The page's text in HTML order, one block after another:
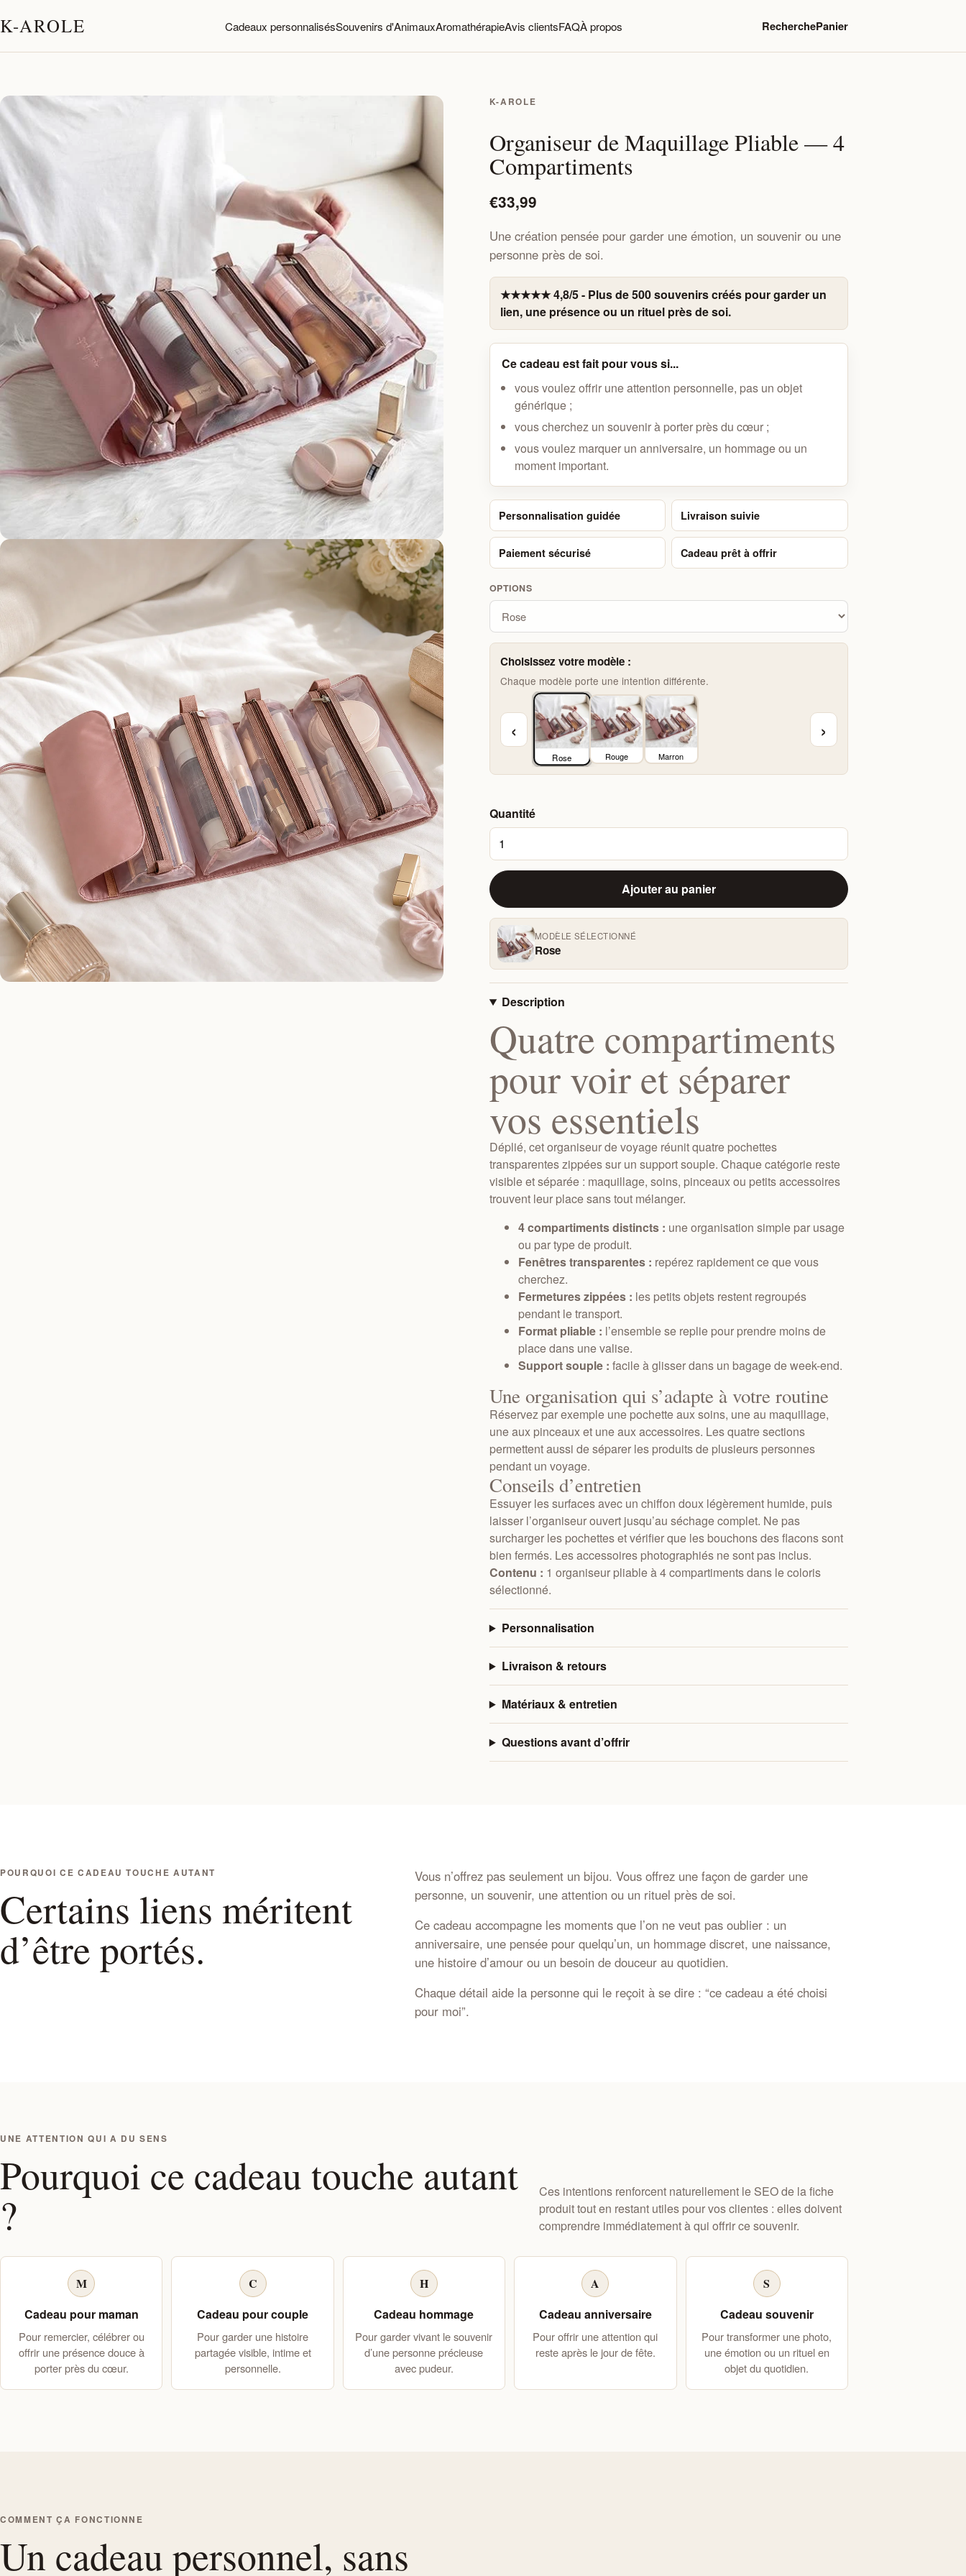
K-AROLE Cadeaux personnalisésSouvenirs d'AnimauxAromathérapieAvis clientsFAQÀ propos RecherchePanier
K-AROLE
Organiseur de Maquillage Pliable — 4
Compartiments
€33,99
Une création pensée pour garder une émotion, un souvenir ou une
personne près de soi.
★★★★★ 4,8/5 - Plus de 500 souvenirs créés pour garder un
lien, une présence ou un rituel près de soi.
Ce cadeau est fait pour vous si...
vous voulez offrir une attention personnelle, pas un objet
générique ;
vous cherchez un souvenir à porter près du cœur ;
vous voulez marquer un anniversaire, un hommage ou un
moment important.
Personnalisation guidée Livraison suivie
Paiement sécurisé Cadeau prêt à offrir
OPTIONS
Choisissez votre modèle :
Chaque modèle porte une intention différente.
‹
Rose Rouge Marron
›
Quantité
Ajouter au panier
MODÈLE SÉLECTIONNÉ
Rose
Description
Quatre compartiments
pour voir et séparer
vos essentiels
Déplié, cet organiseur de voyage réunit quatre pochettes
transparentes zippées sur un support souple. Chaque catégorie reste
visible et séparée : maquillage, soins, pinceaux ou petits accessoires
trouvent leur place sans tout mélanger.
4 compartiments distincts : une organisation simple par usage
ou par type de produit.
Fenêtres transparentes : repérez rapidement ce que vous
cherchez.
Fermetures zippées : les petits objets restent regroupés
pendant le transport.
Format pliable : l’ensemble se replie pour prendre moins de
place dans une valise.
Support souple : facile à glisser dans un bagage de week-end.
Une organisation qui s’adapte à votre routine
Réservez par exemple une pochette aux soins, une au maquillage,
une aux pinceaux et une aux accessoires. Les quatre sections
permettent aussi de séparer les produits de plusieurs personnes
pendant un voyage.
Conseils d’entretien
Essuyer les surfaces avec un chiffon doux légèrement humide, puis
laisser l’organiseur ouvert jusqu’au séchage complet. Ne pas
surcharger les pochettes et vérifier que les bouchons des flacons sont
bien fermés. Les accessoires photographiés ne sont pas inclus.
Contenu : 1 organiseur pliable à 4 compartiments dans le coloris
sélectionné.
Personnalisation
Livraison & retours
Matériaux & entretien
Questions avant d’offrir
POURQUOI CE CADEAU TOUCHE AUTANT
Certains liens méritent
d’être portés.
Vous n’offrez pas seulement un bijou. Vous offrez une façon de garder une
personne, un souvenir, une attention ou un rituel près de soi.
Ce cadeau accompagne les moments que l’on ne veut pas oublier : un
anniversaire, une pensée pour quelqu’un, un hommage discret, une naissance,
une histoire d’amour ou un besoin de douceur au quotidien.
Chaque détail aide la personne qui le reçoit à se dire : “ce cadeau a été choisi
pour moi”.
UNE ATTENTION QUI A DU SENS
Pourquoi ce cadeau touche autant
?
Ces intentions renforcent naturellement le SEO de la fiche
produit tout en restant utiles pour vos clientes : elles doivent
comprendre immédiatement à qui offrir ce souvenir.
M
Cadeau pour maman
Pour remercier, célébrer ou
offrir une présence douce à
porter près du cœur.
C
Cadeau pour couple
Pour garder une histoire
partagée visible, intime et
personnelle.
H
Cadeau hommage
Pour garder vivant le souvenir
d’une personne précieuse
avec pudeur.
A
Cadeau anniversaire
Pour offrir une attention qui
reste après le jour de fête.
S
Cadeau souvenir
Pour transformer une photo,
une émotion ou un rituel en
objet du quotidien.
COMMENT ÇA FONCTIONNE
Un cadeau personnel, sans